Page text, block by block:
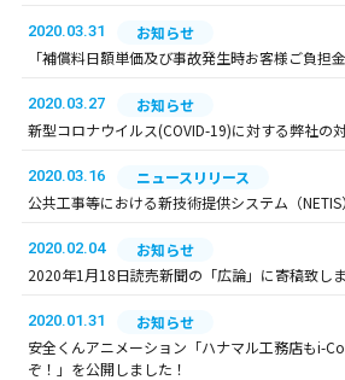
2020.03.31
お知らせ
「補償料日額単価及び事故発生時お客様ご負担
2020.03.27
お知らせ
新型コロナウイルス(COVID-19)に対する弊社の
2020.03.16
ニュースリリース
公共工事等における新技術提供システム（
2020.02.04
お知らせ
2020年1月18日読売新聞の「広論」に寄稿致しま
2020.01.31
お知らせ
安全くんアニメーション「ハナマル工務店もi-
ぞ！」を公開しました！